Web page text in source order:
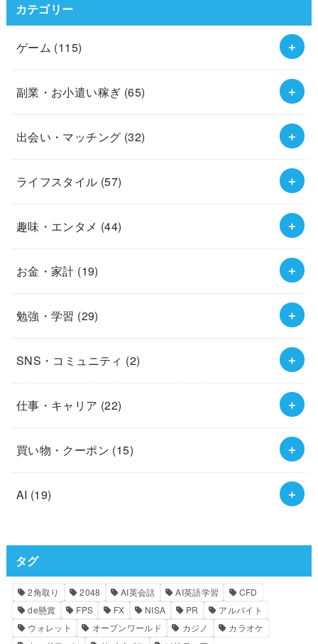
カテゴリー
ゲーム (115)
副業・お小遣い稼ぎ (65)
出会い・マッチング (32)
ライフスタイル (57)
趣味・エンタメ (44)
お金・家計 (19)
勉強・学習 (29)
SNS・コミュニティ (2)
仕事・キャリア (22)
買い物・クーポン (15)
AI (19)
タグ
2角取り 2048 AI英会話 AI英語学習
CFD
de懸賞
FPS FX NISA PR
アルバイト
ウォレット
オープンワールド カジノ
カラオケ